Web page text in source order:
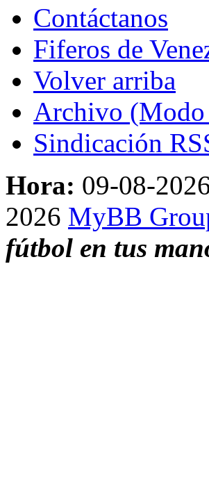
Contáctanos
Fiferos de
Volver arriba
Archivo (Modo
Sindicación
Hora: 09-08-
2026 MyBB
fútbol en tus